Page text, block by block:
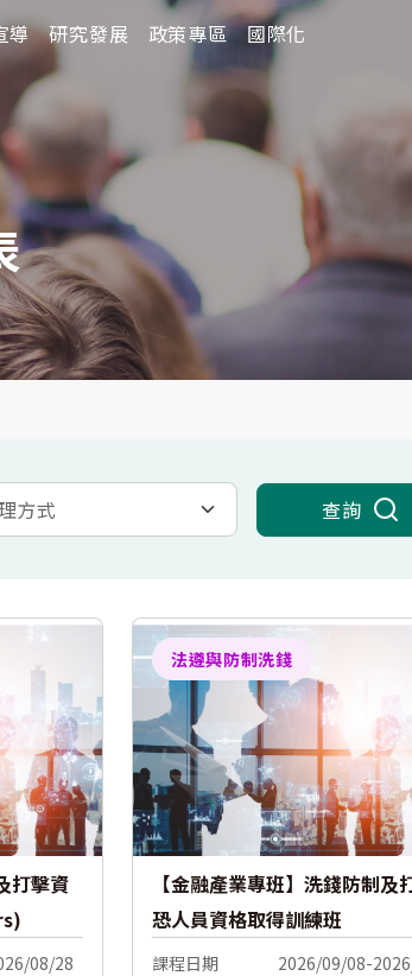
導 研究發展 政策專區 國際化
導 研究發展 政策專區
國際化
查詢
打擊資
08/28
法遵與防制洗錢
【金融產業專班】洗錢防制及
恐人員資格取得訓練班
課程日期
2026/09/08-